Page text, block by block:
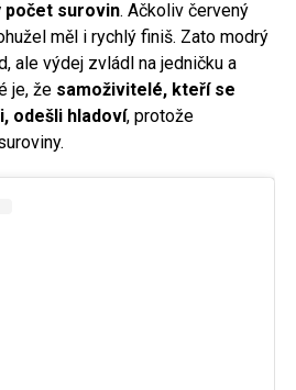
počet surovin. Ačkoliv červený
měl i rychlý finiš. Zato modrý
ale výdej zvládl na jedničku a
je, že samoživitelé, kteří se
odešli hladoví, protože